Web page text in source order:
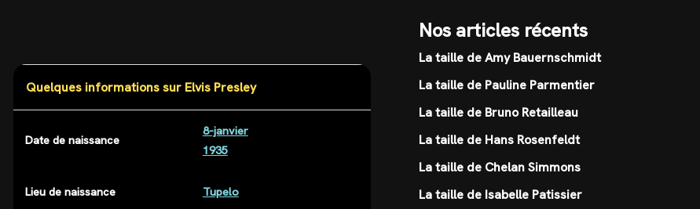
Quelques informations sur Elvis Presley
Date de naissance
8-janvier
1935
Lieu de naissance Tupelo
Nos articles récents
La taille de Amy Bauernschmidt
La taille de Pauline Parmentier
La taille de Bruno Retailleau
La taille de Hans Rosenfeldt
La taille de Chelan Simmons
La taille de Isabelle Patissier